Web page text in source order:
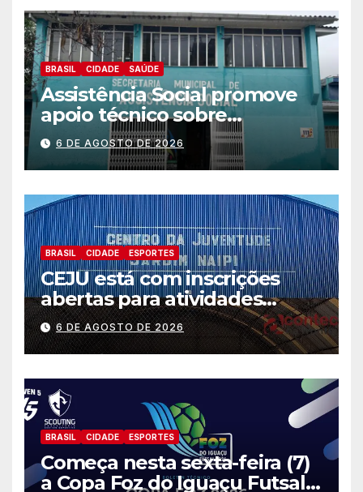
BRASIL CIDADE SAÚDE
Assistência Social promove
apoio técnico sobre
preparação e resposta a
situações de emergência e
calamidade pública
6 DE AGOSTO DE 2026
BRASIL CIDADE ESPORTES
CEJU está com inscrições
abertas para atividades
gratuitas
6 DE AGOSTO DE 2026
BRASIL CIDADE ESPORTES
Começa nesta sexta-feira (7)
a Copa Foz do Iguaçu Futsal